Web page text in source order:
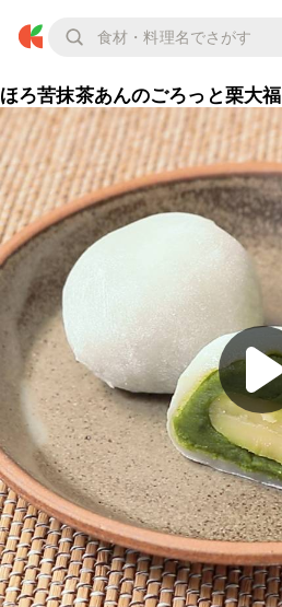
ほろ苦抹茶あんのごろっと栗大福